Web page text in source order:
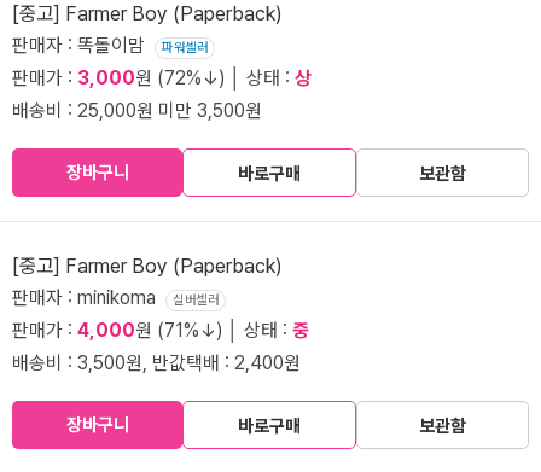
[중고] Farmer Boy (Paperback)
판매자 : 똑돌이맘 파워셀러
판매가 : 3,000원 (72%↓) │ 상태 : 상
배송비 : 25,000원 미만 3,500원
장바구니 바로구매 보관함
[중고] Farmer Boy (Paperback)
판매자 : minikoma 실버셀러
판매가 : 4,000원 (71%↓) │ 상태 : 중
배송비 : 3,500원, 반값택배 : 2,400원
장바구니 바로구매 보관함